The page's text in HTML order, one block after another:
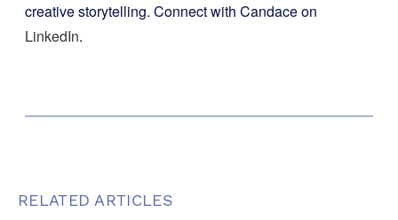
creative storytelling. Connect with Candace on
LinkedIn.
RELATED ARTICLES